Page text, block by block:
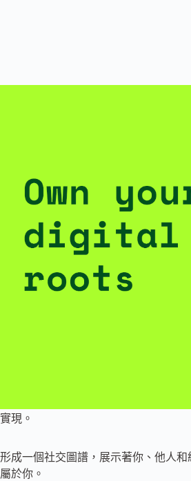
現。
成一個社交圖譜，展示著你、他人和
於你。